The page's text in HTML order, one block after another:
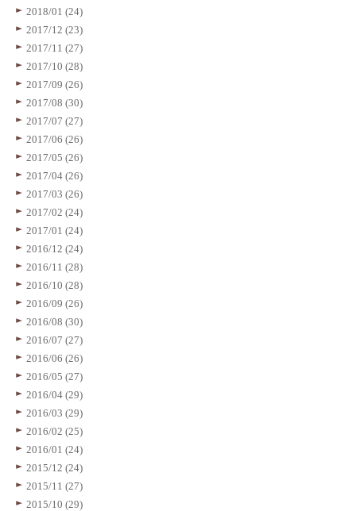
2018/01 (24)
2017/12 (23)
2017/11 (27)
2017/10 (28)
2017/09 (26)
2017/08 (30)
2017/07 (27)
2017/06 (26)
2017/05 (26)
2017/04 (26)
2017/03 (26)
2017/02 (24)
2017/01 (24)
2016/12 (24)
2016/11 (28)
2016/10 (28)
2016/09 (26)
2016/08 (30)
2016/07 (27)
2016/06 (26)
2016/05 (27)
2016/04 (29)
2016/03 (29)
2016/02 (25)
2016/01 (24)
2015/12 (24)
2015/11 (27)
2015/10 (29)